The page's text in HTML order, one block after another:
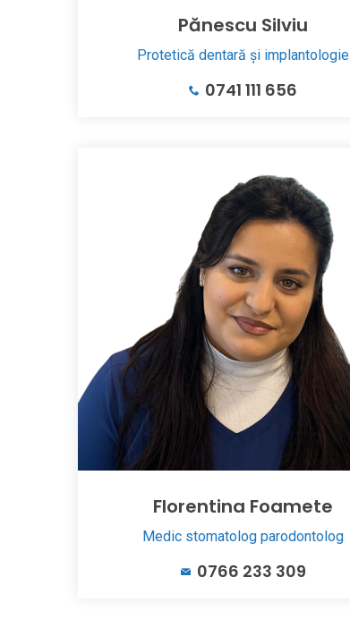
Pănescu Silviu
Protetică dentară și implantologie
0741 111 656
Florentina Foamete
Medic stomatolog parodontolog
0766 233 309